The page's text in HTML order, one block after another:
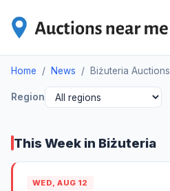
Home / News / Biżuteria Auctions
Region
This Week in Biżuteria
WED, AUG 12